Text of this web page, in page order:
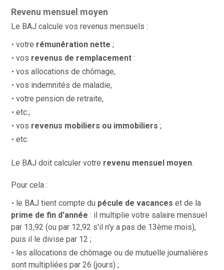
Revenu mensuel moyen
Le BAJ calcule vos revenus mensuels :
votre rémunération nette;
vos revenus de remplacement:
vos allocations de chômage,
vos indemnités de maladie,
votre pension de retraite,
etc.;
vos revenus mobiliers ou immobiliers;
etc.
Le BAJ doit calculer votre revenu mensuel moyen.
Pour cela :
le BAJ tient compte du pécule de vacances et de la
prime de fin d'année: il multiplie votre salaire mensuel
par 13,92 (ou par 12,92 s'il n'y a pas de 13ème mois),
puis il le divise par 12 ;
les allocations de chômage ou de mutuelle journalières
sont multipliées par 26 (jours) ;